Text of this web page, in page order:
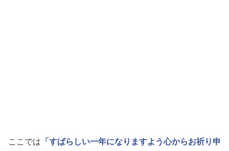
ここでは 「すばらしい一年になりますよう心からお祈り申